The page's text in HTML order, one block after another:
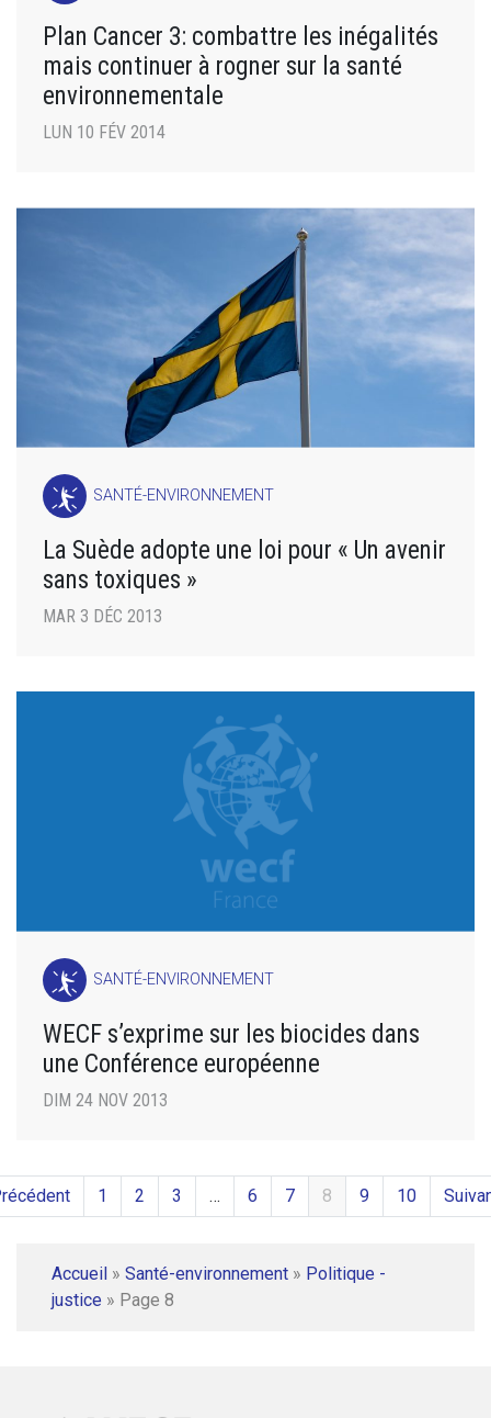
Plan Cancer 3: combattre les inégalités
mais continuer à rogner sur la santé
environnementale
LUN 10 FÉV 2014
SANTÉ-ENVIRONNEMENT
La Suède adopte une loi pour « Un avenir
sans toxiques »
MAR 3 DÉC 2013
SANTÉ-ENVIRONNEMENT
WECF s’exprime sur les biocides dans
une Conférence européenne
DIM 24 NOV 2013
1 2 3 … 6 7 8 9 10
Accueil » Santé-environnement » Politique -
justice » Page 8